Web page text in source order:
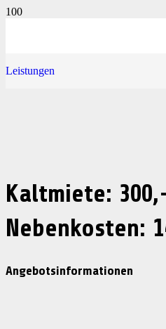
Leistungen
Kaltmiete:
Nebenkosten:
Angebotsinformationen